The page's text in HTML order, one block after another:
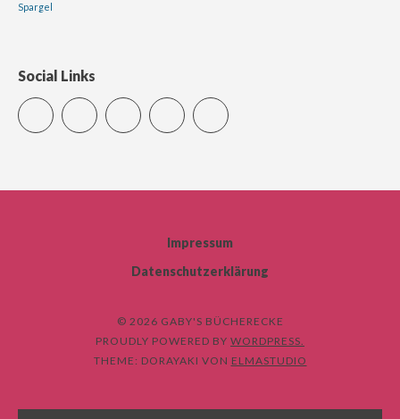
Spargel
Social Links
TwitterFacebookYouTubeLinkedInXing
Impressum
Datenschutzerklärung
© 2026 GABY'S BÜCHERECKE
PROUDLY POWERED BY WORDPRESS.
THEME: DORAYAKI VON ELMASTUDIO